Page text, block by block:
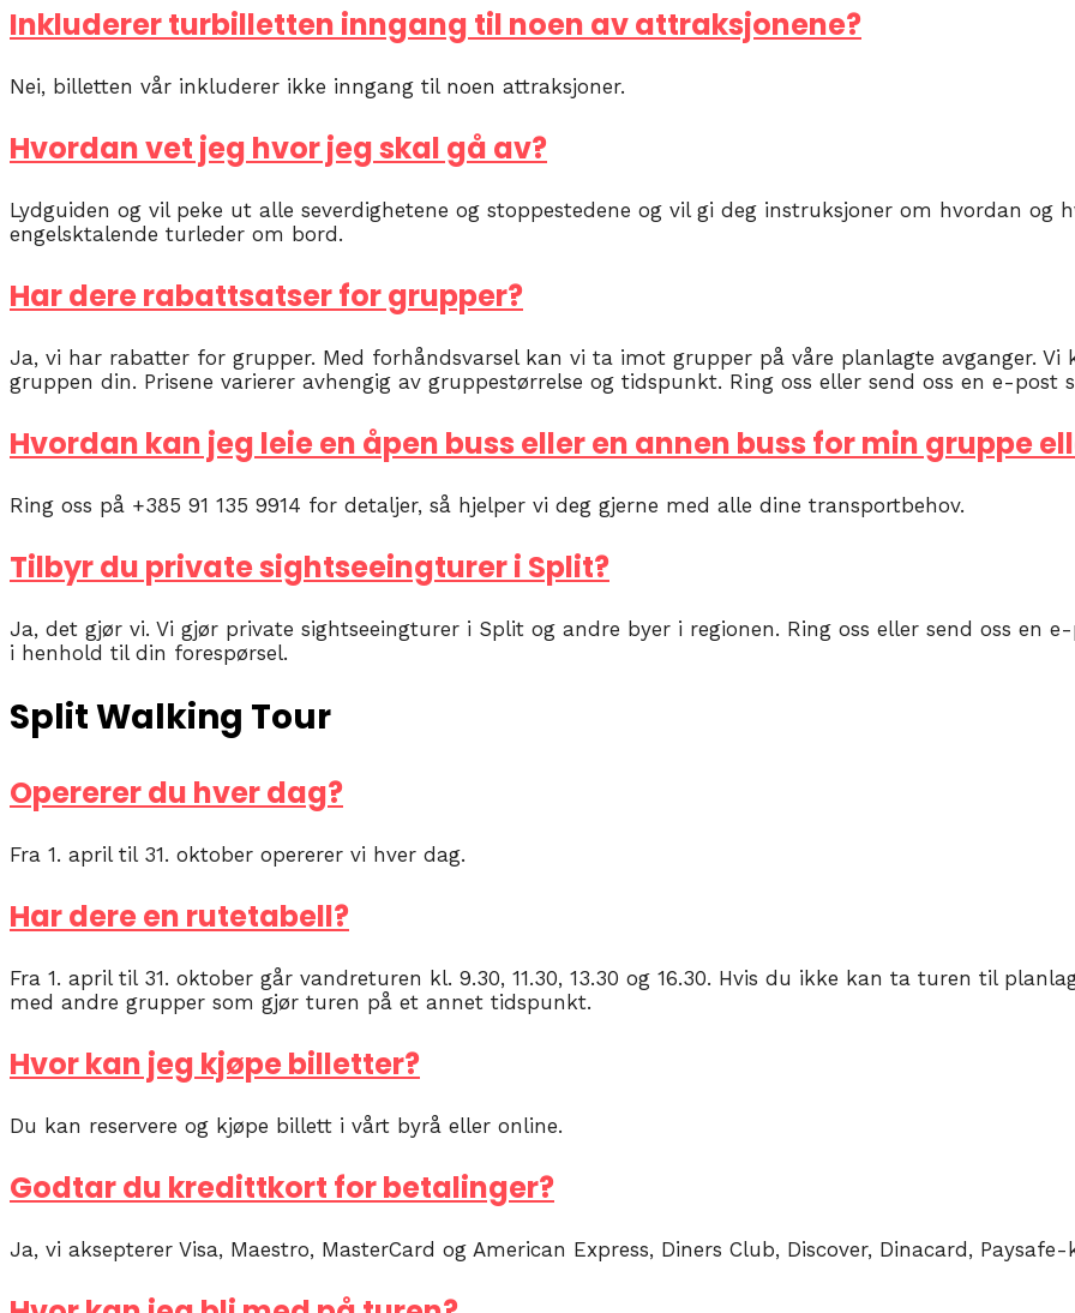
Inkluderer turbilletten inngang til noen av attraksjonene?
Nei, billetten vår inkluderer ikke inngang til noen attraksjoner.
Hvordan vet jeg hvor jeg skal gå av?
Lydguiden og vil peke ut alle severdighetene og stoppestedene og vil gi deg instruksjoner om hvordan og
engelsktalende turleder om bord.
Har dere rabattsatser for grupper?
Ja, vi har rabatter for grupper. Med forhåndsvarsel kan vi ta imot grupper på våre planlagte avganger.
gruppen din. Prisene varierer avhengig av gruppestørrelse og tidspunkt. Ring oss eller send oss en e-post
Hvordan kan jeg leie en åpen buss eller en annen buss for min gruppe
Ring oss på +385 91 135 9914 for detaljer, så hjelper vi deg gjerne med alle dine transportbehov.
Tilbyr du private sightseeingturer i Split?
Ja, det gjør vi. Vi gjør private sightseeingturer i Split og andre byer i regionen. Ring oss eller send oss en
i henhold til din forespørsel.
Split Walking Tour
Opererer du hver dag?
Fra 1. april til 31. oktober opererer vi hver dag.
Har dere en rutetabell?
Fra 1. april til 31. oktober går vandreturen kl. 9.30, 11.30, 13.30 og 16.30. Hvis du ikke kan ta turen til
med andre grupper som gjør turen på et annet tidspunkt.
Hvor kan jeg kjøpe billetter?
Du kan reservere og kjøpe billett i vårt byrå eller online.
Godtar du kredittkort for betalinger?
Ja, vi aksepterer Visa, Maestro, MasterCard og American Express, Diners Club, Discover, Dinacard, Paysafe-